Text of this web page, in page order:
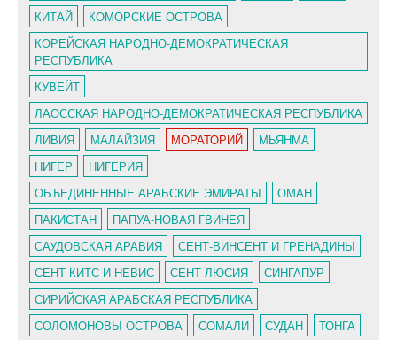
КИТАЙ
КОМОРСКИЕ ОСТРОВА
КОРЕЙСКАЯ НАРОДНО-ДЕМОКРАТИЧЕСКАЯ
РЕСПУБЛИКА
КУВЕЙТ
ЛАОССКАЯ НАРОДНО-ДЕМОКРАТИЧЕСКАЯ РЕСПУБЛИКА
ЛИВИЯ
МАЛАЙЗИЯ МОРАТОРИЙ
МЬЯНМА
НИГЕР
НИГЕРИЯ
ОБЪЕДИНЕННЫЕ АРАБСКИЕ ЭМИРАТЫ
ОМАН
ПАКИСТАН
ПАПУА-НОВАЯ ГВИНЕЯ
САУДОВСКАЯ АРАВИЯ
СЕНТ-ВИНСЕНТ И ГРЕНАДИНЫ
СЕНТ-КИТС И НЕВИС
СЕНТ-ЛЮСИЯ
СИНГАПУР
СИРИЙСКАЯ АРАБСКАЯ РЕСПУБЛИКА
СОЛОМОНОВЫ ОСТРОВА
СОМАЛИ СУДАН
ТОНГА